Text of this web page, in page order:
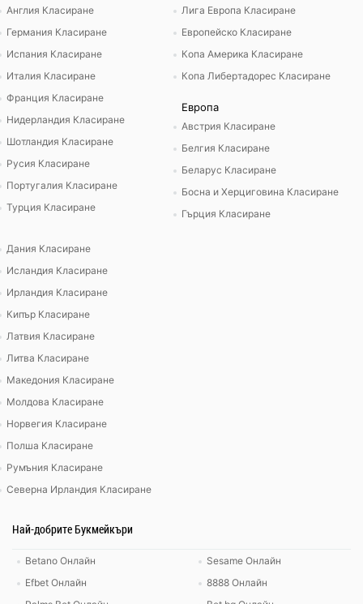
Англия Класиране
Германия Класиране
Испания Класиране
Италия Класиране
Франция Класиране
Нидерландия Класиране
Шотландия Класиране
Русия Класиране
Португалия Класиране
Турция Класиране
Лига Европа Класиране
Европейско Класиране
Копа Америка Класиране
Копа Либертадорес Класиране
Европа
Австрия Класиране
Белгия Класиране
Беларус Класиране
Босна и Херциговина Класиране
Гърция Класиране
Дания Класиране
Исландия Класиране
Ирландия Класиране
Кипър Класиране
Латвия Класиране
Литва Класиране
Македония Класиране
Молдова Класиране
Норвегия Класиране
Полша Класиране
Румъния Класиране
Северна Ирландия Класиране
Най-добрите Букмейкъри
Betano Онлайн
Efbet Онлайн
Sesame Онлайн
8888 Онлайн